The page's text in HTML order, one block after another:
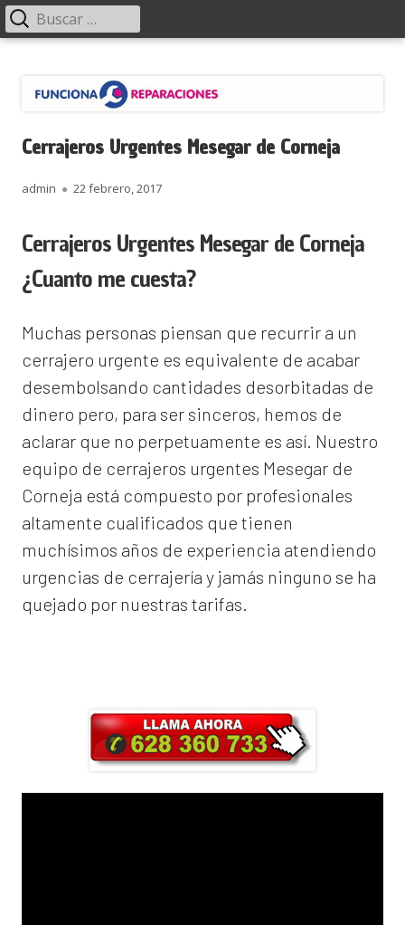
contenido
Menú
principal Buscar:
Cerrajeros Urgentes Mesegar de Corneja
Autor
admin
Publicado
22 febrero, 2017
Cerrajeros Urgentes Mesegar de Corneja
¿Cuanto me cuesta?
Muchas personas piensan que recurrir a un
cerrajero urgente es equivalente de acabar
desembolsando cantidades desorbitadas de
dinero pero, para ser sinceros, hemos de
aclarar que no perpetuamente es así. Nuestro
equipo de cerrajeros urgentes Mesegar de
Corneja está compuesto por profesionales
altamente cualificados que tienen
muchísimos años de experiencia atendiendo
urgencias de cerrajería y jamás ninguno se ha
quejado por nuestras tarifas.